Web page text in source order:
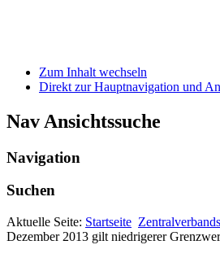
Zum Inhalt wechseln
Direkt zur Hauptnavigation und
Nav Ansichtssuche
Navigation
Suchen
Aktuelle Seite: Startseite
Dezember 2013 gilt niedrigerer